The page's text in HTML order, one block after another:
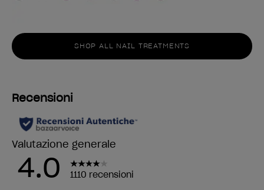
SHOP ALL NAIL TREATMENTS